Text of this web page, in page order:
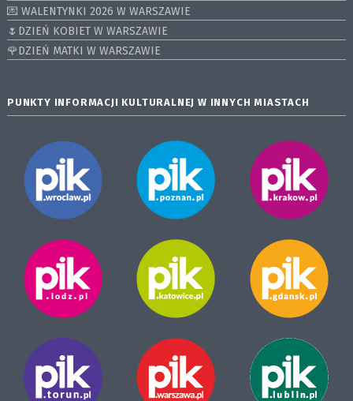
💌 WALENTYNKI 2026 W WARSZAWIE
🌷DZIEŃ KOBIET W WARSZAWIE
🌹DZIEŃ MATKI W WARSZAWIE
PUNKTY INFORMACJI KULTURALNEJ W INNYCH MIASTACH